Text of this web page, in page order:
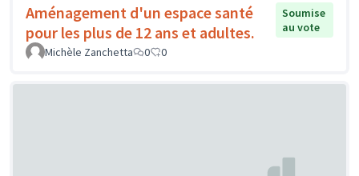
Aménagement d'un espace santé
pour les plus de 12 ans et adultes.
Soumise
au vote
Michèle Zanchetta
0 0